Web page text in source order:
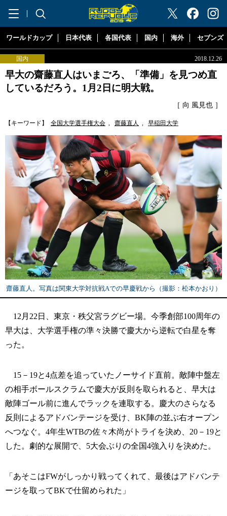
"ラグビーリパブリック"
ワールドカップ 日本代表 各国代表 国内 海外 セブンズ
国内 2018.12.26
早大の齋藤直人はいまごろ、「準備」を見つめ直
しているだろう。1月2日に明大戦。
［ 向 風見也 ］
【キーワード】 全国大学選手権大会 , 齋藤直人 , 早稲田大学
齋藤直人。写真は関東大学対抗戦Aでの早慶戦から（撮影：松本かおり）
12月22日、東京・秩父宮ラグビー場。今季創部100周年の
早大は、大学選手権の準々決勝で慶大から逆転で白星を奪
った。
15－19と4点差を追っていたノーサイド直前。敵陣中盤左
の相手ボールスクラムで慶大が反則を取られると、早大は
敵陣ゴール前に進んでラックを連取する。慶大のさらなる
反則によるアドバンテージを受け、BK陣の並ぶ右オープン
へつなぐ。4年生WTBの佐々木尚がトライを決め、20－19と
した。劇的な展開で、5大会ぶりの全国4強入りを決めた。
「あそこはFWがしっかり戦ってくれて、最後はアドバンテ
ージを取ってBKで仕留められた」